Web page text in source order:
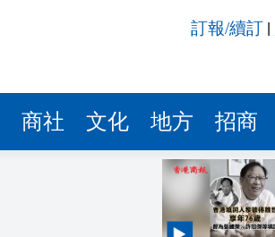
訂報/續訂
商社 文化 地方 招商